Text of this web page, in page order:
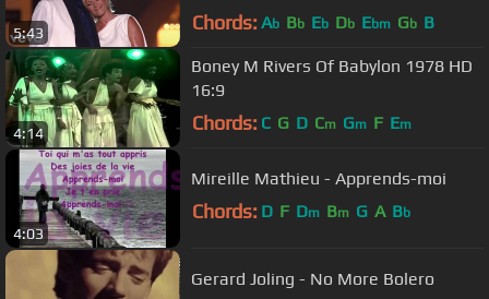
5:43 Chords: Ab Bb Eb Db Ebm Gb B
4:14
Boney M Rivers Of Babylon 1978 HD
16:9
Chords: C G D Cm Gm F Em
4:03
Mireille Mathieu - Apprends-moi
Chords: D F Dm Bm G A Bb
Gerard Joling - No More Bolero